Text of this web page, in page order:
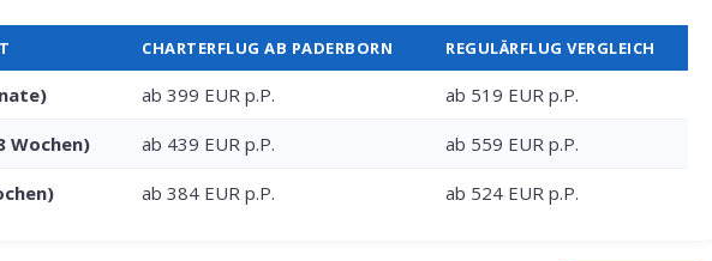
CHARTERFLUG AB PADERBORN REGULÄRFLUG VERGLEICH
ab 399 EUR p.P. ab 519 EUR p.P.
Wochen) ab 439 EUR p.P. ab 559 EUR p.P.
ab 384 EUR p.P. ab 524 EUR p.P.